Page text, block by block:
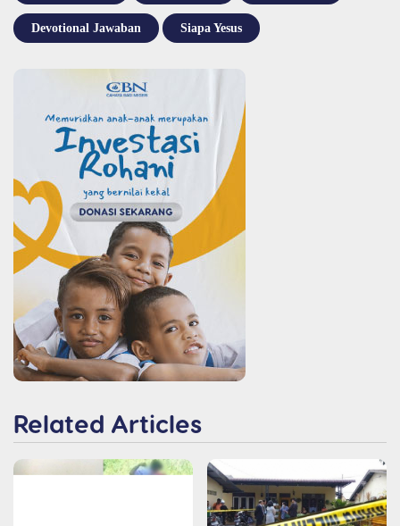
Devotional Jawaban Siapa Yesus
Related Articles